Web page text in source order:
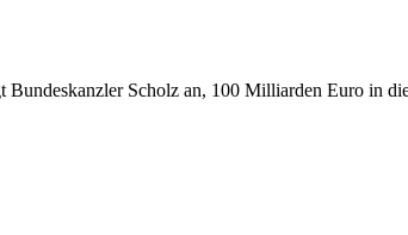
Scholz an, 100 Milliarden Euro in